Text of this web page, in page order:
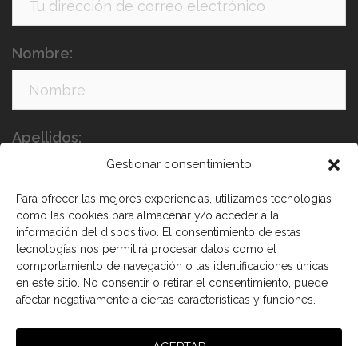
Gestionar consentimiento
Para ofrecer las mejores experiencias, utilizamos tecnologías
como las cookies para almacenar y/o acceder a la
información del dispositivo. El consentimiento de estas
tecnologías nos permitirá procesar datos como el
comportamiento de navegación o las identificaciones únicas
en este sitio. No consentir o retirar el consentimiento, puede
afectar negativamente a ciertas características y funciones.
Nombre:
Apellidos:
He leído y acepto los términos y condiciones